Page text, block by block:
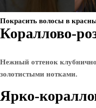
Покрасить волосы в
Кораллово-
Нежный оттенок
золотистыми нотками.
Ярко-